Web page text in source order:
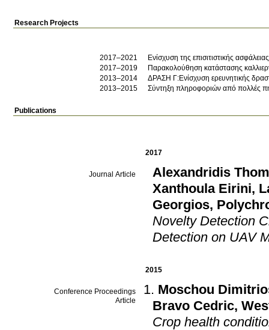
Research Projects
2017–2021
Ενίσχυση της επισιτιστικής
2017–2019
Παρακολούθηση κατάστασης
2013–2014
ΔΡΑΣΗ Γ:Ενίσχυση ερευνητικής
2013–2015
Σύντηξη πληροφοριών από πολλές
Publications
2017
Journal Article
Alexandridis
Xanthoula Eirini,
Georgios,
Novelty Detection
Detection on UAV
2015
Conference Proceedings
Article
Moschou
Bravo Cedric,
Crop health